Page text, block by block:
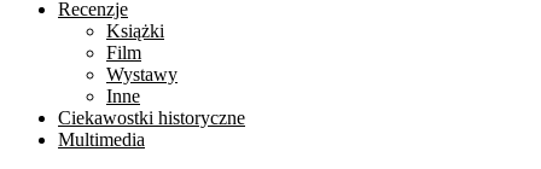
Recenzje
Książki
Film
Wystawy
Inne
Ciekawostki historyczne
Multimedia